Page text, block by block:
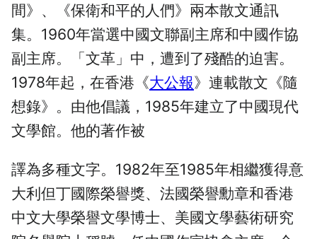
間》、《保衛和平的人們》兩本散文通訊
集。1960年當選中國文聯副主席和中國作協
副主席。「文革」中，遭到了殘酷的迫害。
1978年起，在香港《大公報》連載散文《隨
想錄》。由他倡議，1985年建立了中國現代
文學館。他的著作被
譯為多種文字。1982年至1985年相繼獲得意
大利但丁國際榮譽獎、法國榮譽勳章和香港
中文大學榮譽文學博士、美國文學藝術研究